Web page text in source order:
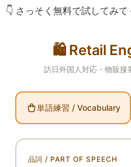
👇 さっそく無料で試してみて
🛍️ Retail
訪日外国人対応・物販接
単語練習 / Vocabulary
品詞 / PART OF SPEECH